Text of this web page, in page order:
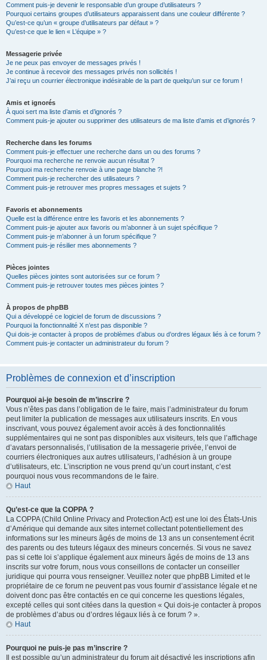
Comment puis-je devenir le responsable d’un groupe d’utilisateurs ?
Pourquoi certains groupes d’utilisateurs apparaissent dans une couleur différente ?
Qu’est-ce qu’un « groupe d’utilisateurs par défaut » ?
Qu’est-ce que le lien « L’équipe » ?
Messagerie privée
Je ne peux pas envoyer de messages privés !
Je continue à recevoir des messages privés non sollicités !
J’ai reçu un courrier électronique indésirable de la part de quelqu’un sur ce forum !
Amis et ignorés
À quoi sert ma liste d’amis et d’ignorés ?
Comment puis-je ajouter ou supprimer des utilisateurs de ma liste d’amis et d’ignorés ?
Recherche dans les forums
Comment puis-je effectuer une recherche dans un ou des forums ?
Pourquoi ma recherche ne renvoie aucun résultat ?
Pourquoi ma recherche renvoie à une page blanche ?!
Comment puis-je rechercher des utilisateurs ?
Comment puis-je retrouver mes propres messages et sujets ?
Favoris et abonnements
Quelle est la différence entre les favoris et les abonnements ?
Comment puis-je ajouter aux favoris ou m’abonner à un sujet spécifique ?
Comment puis-je m’abonner à un forum spécifique ?
Comment puis-je résilier mes abonnements ?
Pièces jointes
Quelles pièces jointes sont autorisées sur ce forum ?
Comment puis-je retrouver toutes mes pièces jointes ?
À propos de phpBB
Qui a développé ce logiciel de forum de discussions ?
Pourquoi la fonctionnalité X n’est pas disponible ?
Qui dois-je contacter à propos de problèmes d’abus ou d’ordres légaux liés à ce forum ?
Comment puis-je contacter un administrateur du forum ?
Problèmes de connexion et d’inscription
Pourquoi ai-je besoin de m’inscrire ?
Vous n’êtes pas dans l’obligation de le faire, mais l’administrateur du forum
peut limiter la publication de messages aux utilisateurs inscrits. En vous
inscrivant, vous pouvez également avoir accès à des fonctionnalités
supplémentaires qui ne sont pas disponibles aux visiteurs, tels que l’affichage
d’avatars personnalisés, l’utilisation de la messagerie privée, l’envoi de
courriers électroniques aux autres utilisateurs, l’adhésion à un groupe
d’utilisateurs, etc. L’inscription ne vous prend qu’un court instant, c’est
pourquoi nous vous recommandons de le faire.
Haut
Qu’est-ce que la COPPA ?
La COPPA (Child Online Privacy and Protection Act) est une loi des États-Unis
d’Amérique qui demande aux sites internet collectant potentiellement des
informations sur les mineurs âgés de moins de 13 ans un consentement écrit
des parents ou des tuteurs légaux des mineurs concernés. Si vous ne savez
pas si cette loi s’applique également aux mineurs âgés de moins de 13 ans
inscrits sur votre forum, nous vous conseillons de contacter un conseiller
juridique qui pourra vous renseigner. Veuillez noter que phpBB Limited et le
propriétaire de ce forum ne peuvent pas vous fournir d’assistance légale et ne
doivent donc pas être contactés en ce qui concerne les questions légales,
excepté celles qui sont citées dans la question « Qui dois-je contacter à propos
de problèmes d’abus ou d’ordres légaux liés à ce forum ? ».
Haut
Pourquoi ne puis-je pas m’inscrire ?
Il est possible qu’un administrateur du forum ait désactivé les inscriptions afin